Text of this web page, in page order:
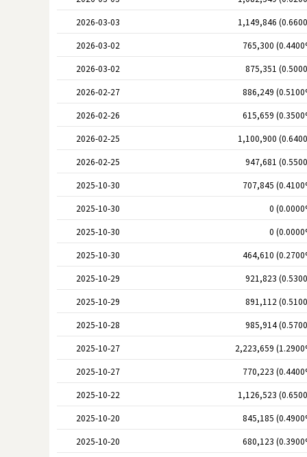
2026-03-03
1,149,846
2026-03-02
765,300
2026-03-02
875,351
2026-02-27
886,249
2026-02-26
615,659
2026-02-25
1,100,900
2026-02-25
947,681
2025-10-30
707,845
2025-10-30
0
2025-10-30
0
2025-10-30
464,610
2025-10-29
921,823
2025-10-29
891,112
2025-10-28
985,914
2025-10-27
2,223,659
2025-10-27
770,223
2025-10-22
1,126,523
2025-10-20
845,185
2025-10-20
680,123